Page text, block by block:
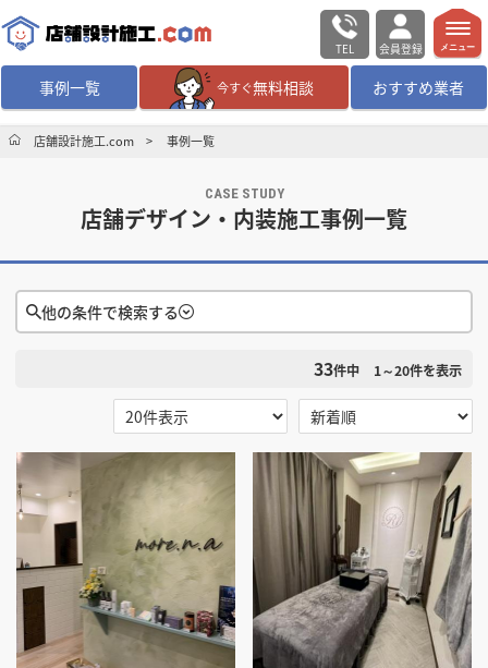
TEL 会員登録
事例一覧 今すぐ無料相談 おすすめ業者
無料相談 ログイン／会員登録
デザイン設計・施工 業者を探す
店舗・商業施設の施工事例を探す
マッチング案件一覧
内装の費用相場シミュレーター
掲載希望のデザイン 設計・施工会社様へ
店舗開業・改装をご検討中の方へ
メニュー
店舗設計施工.com 事例一覧
CASE STUDY
店舗デザイン・内装施工事例一覧
他の条件で検索する
検索条件をクリア
東京都 神奈川県 千葉県
茨城県
栃木県
群馬県
業種 選択する
エステ・マッサージ
設計・施工範囲 選択する
33件中 1～20件を表示